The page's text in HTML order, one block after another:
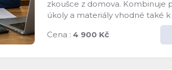
zkoušce z domova. Kombinuje
úkoly a materiály vhodné také
Cena : 4 900 Kč